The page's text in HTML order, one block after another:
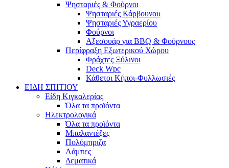
Ψησταριές & Φούρνοι
Ψησταριές Κάρβουνου
Ψησταριές Υγραερίου
Φούρνοι
Αξεσουάρ για BBQ & Φούρνους
Περίφραξη Εξωτερικού Χώρου
Φράχτες Ξύλινοι
Deck Wpc
Κάθετοι Κήποι-Φυλλωσιές
ΕΙΔΗ ΣΠΙΤΙΟΥ
Είδη Κιγκαλερίας
Όλα τα προϊόντα
Ηλεκτρολογικά
Όλα τα προϊόντα
Μπαλαντέζες
Πολύμπριζα
Λάμπες
Δεματικά